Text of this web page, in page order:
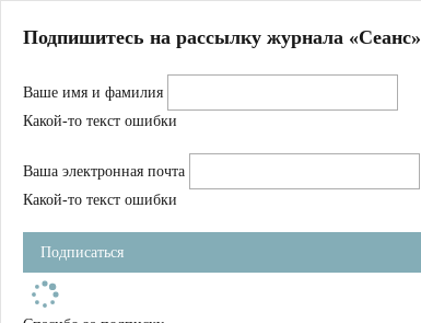
Магазин
Журнал
Школа
Устав
Фильмы
Имена
Тэги
Подпишитесь на рассылку журнала «Сеанс»
Ваше имя и фамилия
Какой-то текст ошибки
Ваша электронная почта
Какой-то текст ошибки
Подписаться